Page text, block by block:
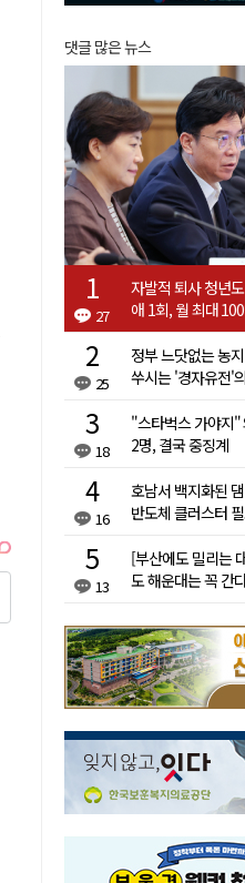
댓글 많은 뉴스
27
자발적 퇴사 청년
애 1회, 월 최대
25
정부 느닷없는 농
쑤시는 '경자유전'
18
"스타벅스 가야지"
2명, 결국 중징계
16
호남서 백지화된
반도체 클러스터
13
[부산에도 밀리는
도 해운대는 꼭 간